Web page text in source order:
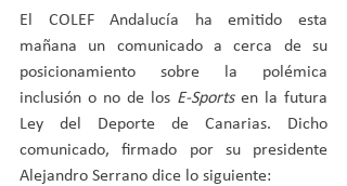
El COLEF Andalucía ha emitido esta
mañana un comunicado a cerca de su
posicionamiento sobre la polémica
inclusión o no de los E-Sports en la futura
Ley del Deporte de Canarias. Dicho
comunicado, firmado por su presidente
Alejandro Serrano dice lo siguiente: